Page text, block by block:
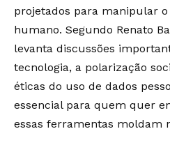
projetados para manipular
humano. Segundo Renato
levanta discussões
tecnologia, a polarização
éticas do uso de dados
essencial para quem quer
essas ferramentas moldam